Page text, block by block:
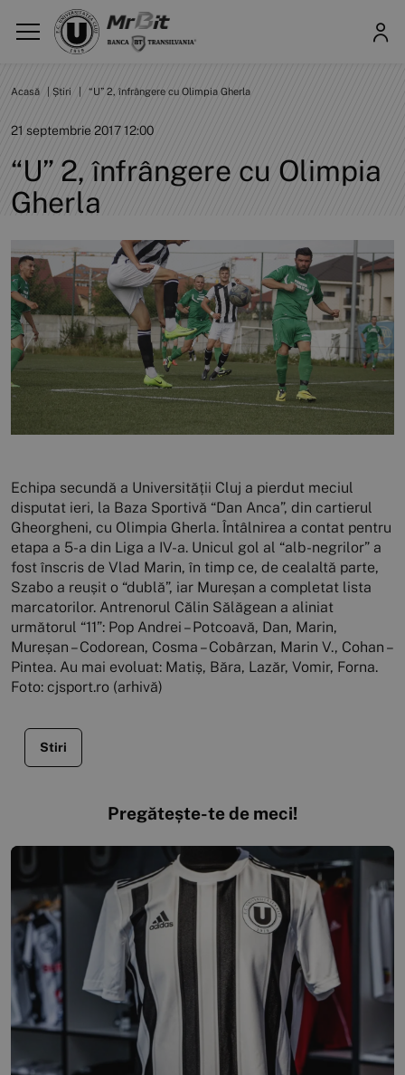
Acasă Știri “U” 2, înfrângere cu Olimpia Gherla
21 septembrie 2017 12:00
“U” 2, înfrângere cu Olimpia
Gherla
Echipa secundă a Universității Cluj a pierdut meciul
disputat ieri, la Baza Sportivă “Dan Anca”, din cartierul
Gheorgheni, cu Olimpia Gherla. Întâlnirea a contat pentru
etapa a 5-a din Liga a IV-a. Unicul gol al “alb-negrilor” a
fost înscris de Vlad Marin, în timp ce, de cealaltă parte,
Szabo a reușit o “dublă”, iar Mureșan a completat lista
marcatorilor. Antrenorul Călin Sălăgean a aliniat
următorul “11”: Pop Andrei – Potcoavă, Dan, Marin,
Mureșan – Codorean, Cosma – Cobârzan, Marin V., Cohan –
Pintea. Au mai evoluat: Matiș, Băra, Lazăr, Vomir, Forna.
Foto: cjsport.ro (arhivă)
Stiri
Pregătește-te de meci!